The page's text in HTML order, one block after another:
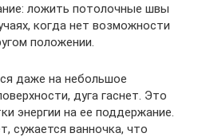
ложить потолочные швы
когда нет возможности
положении.
даже на небольшое
дуга гаснет. Это
энергии на ее поддержание.
сужается ванночка, что